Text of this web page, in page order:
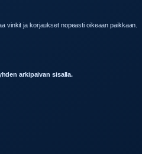
vinkit ja korjaukset nopeasti oikeaan paikkaan.
arkipaivan sisalla.